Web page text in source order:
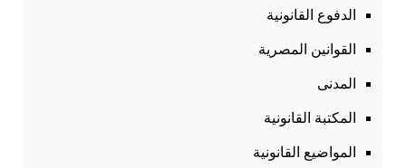
الدفوع القانونية
القوانين المصرية
المدنى
المكتبة القانونية
المواضيع القانونية